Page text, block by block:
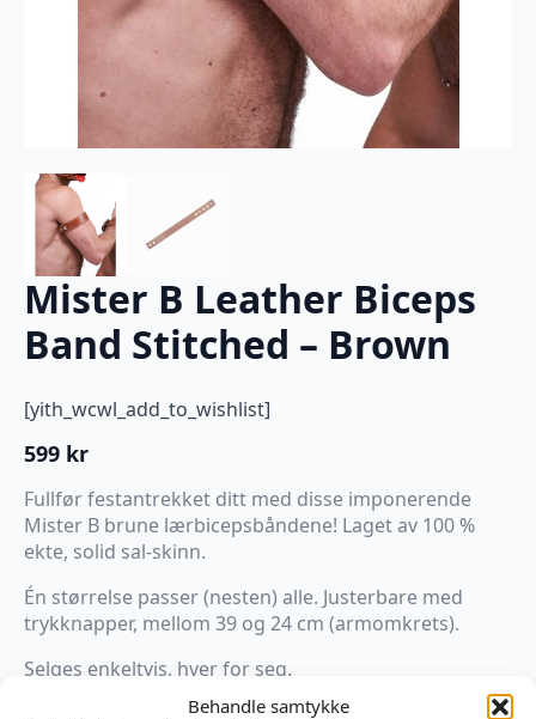
Behandle samtykke
Mister B Leather Biceps
Band Stitched – Brown
[yith_wcwl_add_to_wishlist]
599 kr
Fullfør festantrekket ditt med disse imponerende
Mister B brune lærbicepsbåndene! Laget av 100 %
ekte, solid sal-skinn.
Én størrelse passer (nesten) alle. Justerbare med
trykknapper, mellom 39 og 24 cm (armomkrets).
Selges enkeltvis, hver for seg.